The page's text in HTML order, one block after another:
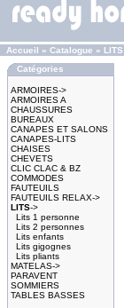
Accueil » Catalogue » LITS
Catégories
ARMOIRES->
ARMOIRES A
CHAUSSURES
BUREAUX
CANAPES ET SALONS
CANAPES-LITS
CHAISES
CHEVETS
CLIC CLAC & BZ
COMMODES
FAUTEUILS
FAUTEUILS RELAX->
LITS->
Lits 1 personne
Lits 2 personnes
Lits enfants
Lits gigognes
Lits pliants
MATELAS->
PARAVENT
SOMMIERS
TABLES BASSES